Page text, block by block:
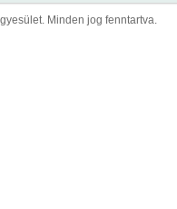
Minden jog fenntartva.